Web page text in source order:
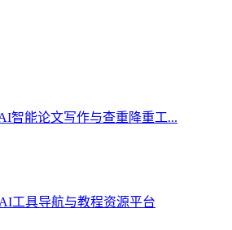
智能论文写作与查重降重工...
工具导航与教程资源平台